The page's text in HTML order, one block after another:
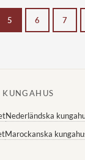
5 6 7
KUNGAHUS
Nederländska
Marockanska